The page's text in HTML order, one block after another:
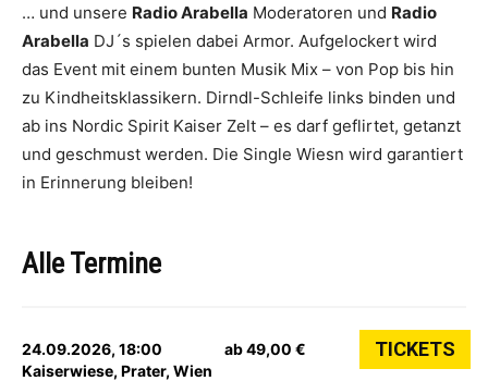
… und unsere Radio Arabella Moderatoren und Radio
Arabella DJ´s spielen dabei Armor. Aufgelockert wird
das Event mit einem bunten Musik Mix – von Pop bis hin
zu Kindheitsklassikern. Dirndl-Schleife links binden und
ab ins Nordic Spirit Kaiser Zelt – es darf geflirtet, getanzt
und geschmust werden. Die Single Wiesn wird garantiert
in Erinnerung bleiben!
Alle Termine
24.09.2026, 18:00
Kaiserwiese, Prater, Wien
ab 49,00 € TICKETS